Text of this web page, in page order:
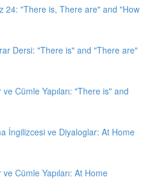
24: "There is, There are" and "How
Dersi: "There is" and "There are"
Cümle Yapıları: "There is" and
İngilizcesi ve Diyaloglar: At Home
Cümle Yapıları: At Home